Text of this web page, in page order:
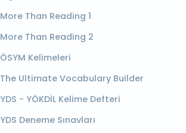
More Than Reading 1
More Than Reading 2
ÖSYM Kelimeleri
The Ultimate Vocabulary Builder
YDS - YÖKDİL Kelime Defteri
YDS Deneme Sınavları